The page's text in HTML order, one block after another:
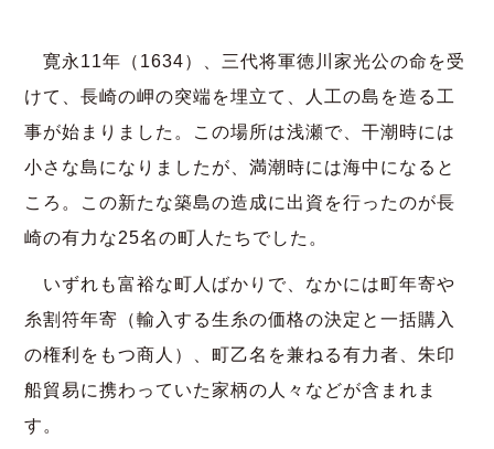
寛永11年（1634）、三代将軍徳川家光公の命を受
けて、長崎の岬の突端を埋立て、人工の島を造る工
事が始まりました。この場所は浅瀬で、干潮時には
小さな島になりましたが、満潮時には海中になると
ころ。この新たな築島の造成に出資を行ったのが長
崎の有力な25名の町人たちでした。
いずれも富裕な町人ばかりで、なかには町年寄や
糸割符年寄（輸入する生糸の価格の決定と一括購入
の権利をもつ商人）、町乙名を兼ねる有力者、朱印
船貿易に携わっていた家柄の人々などが含まれま
す。